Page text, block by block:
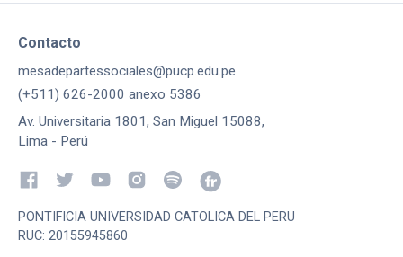
Contacto
mesadepartessociales@pucp.edu.pe
(+511) 626-2000 anexo 5386
Av. Universitaria 1801, San Miguel 15088,
Lima - Perú
PONTIFICIA UNIVERSIDAD CATOLICA DEL PERU
RUC: 20155945860